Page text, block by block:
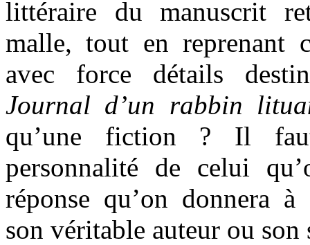
littéraire du manuscrit
malle, tout en reprenant
avec force détails
Journal d’un rabbin
qu’une fiction ? Il
personnalité de celui
réponse qu’on donnera
son véritable auteur ou